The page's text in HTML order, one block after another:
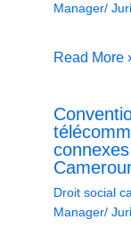
Manager/
Read More
Droit social
Manager/